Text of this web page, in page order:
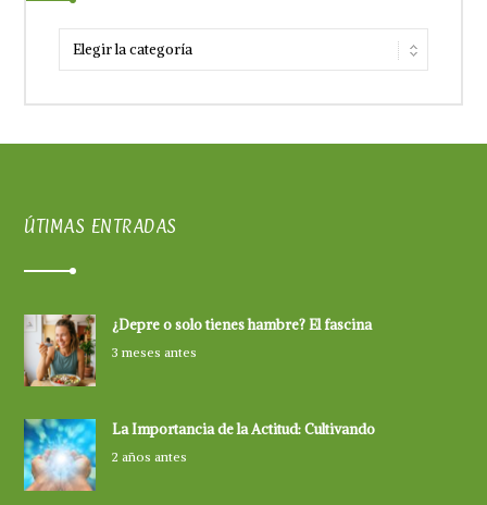
ÚTIMAS ENTRADAS
¿Depre o solo tienes hambre? El fascina
3 meses antes
La Importancia de la Actitud: Cultivando
2 años antes